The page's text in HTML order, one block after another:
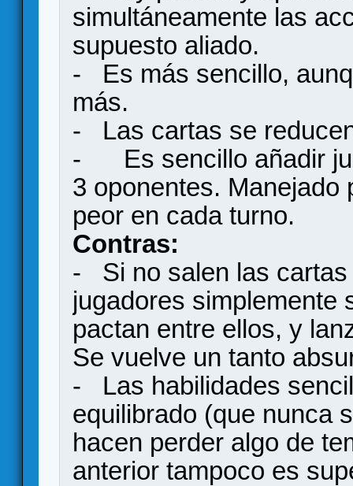
simultáneamente las
supuesto aliado.
- Es más sencillo,
más.
- Las cartas se
- Es sencillo añadir
3 oponentes. Manejado
peor en cada turno.
Contras:
- Si no salen las cartas
jugadores simplemente
pactan entre ellos, y
Se vuelve un tanto
- Las habilidades
equilibrado (que nunca
hacen perder algo de
anterior tampoco es